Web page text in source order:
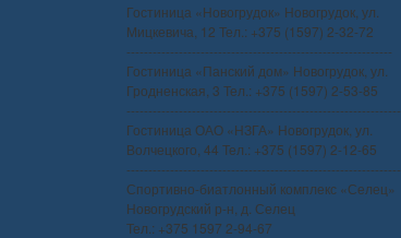
Гостиница «Новогрудок» Новогрудок, ул.
Мицкевича, 12 Тел.: +375 (1597) 2-32-72
-------------------------------------------------------------
Гостиница «Панский дом» Новогрудок, ул.
Гродненская, 3 Тел.: +375 (1597) 2-53-85
---------------------------------------------------------------
Гостиница ОАО «НЗГА» Новогрудок, ул.
Волчецкого, 44 Тел.: +375 (1597) 2-12-65
---------------------------------------------------------------
Спортивно-биатлонный комплекс «Селец»
Новогрудский р-н, д. Селец
Тел.: +375 1597 2-94-67